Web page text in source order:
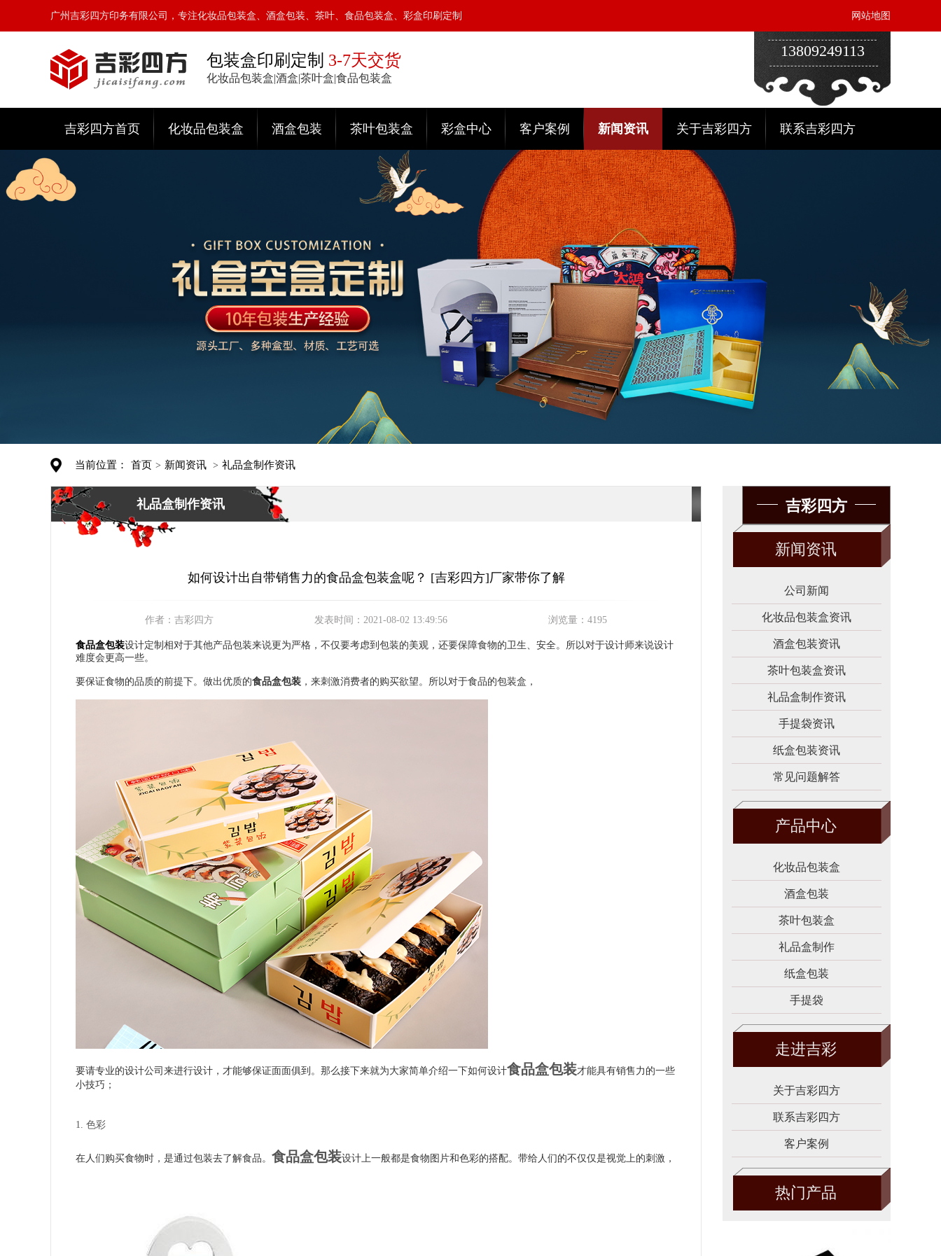
广州吉彩四方印务有限公司，专注化妆品包装盒、酒盒包装、茶叶、食品包装盒、彩盒印刷定制 网站地图
包装盒印刷定制 3-7天交货
化妆品包装盒|酒盒|茶叶盒|食品包装盒
13809249113
吉彩四方首页 化妆品包装盒 酒盒包装 茶叶包装盒 彩盒中心 客户案例 新闻资讯 关于吉彩四方 联系吉彩四方
当前位置： 首页 > 新闻资讯 > 礼品盒制作资讯
礼品盒制作资讯
如何设计出自带销售力的食品盒包装盒呢？ [吉彩四方]厂家带你了解
作者： 吉彩四方 发表时间： 2021-08-02 13:49:56 浏览量： 4195
食品盒包装设计定制相对于其他产品包装来说更为严格，不仅要考虑到包装的美观，还要保障食物的卫生、安全。所以对于设计师来说设计
难度会更高一些。
要保证食物的品质的前提下。做出优质的食品盒包装 ，来刺激消费者的购买欲望。所以对于食品的包装盒，
要请专业的设计公司来进行设计，才能够保证面面俱到。那么接下来就为大家简单介绍一下如何设计食品盒包装才能具有销售力的一些
小技巧；
1. 色彩
在人们购买食物时，是通过包装去了解食品。 食品盒包装设计上一般都是食物图片和色彩的搭配。带给人们的不仅仅是视觉上的刺激，
吉彩四方
新闻资讯
公司新闻
化妆品包装盒资讯
酒盒包装资讯
茶叶包装盒资讯
礼品盒制作资讯
手提袋资讯
纸盒包装资讯
常见问题解答
产品中心
化妆品包装盒
酒盒包装
茶叶包装盒
礼品盒制作
纸盒包装
手提袋
走进吉彩
关于吉彩四方
联系吉彩四方
客户案例
热门产品